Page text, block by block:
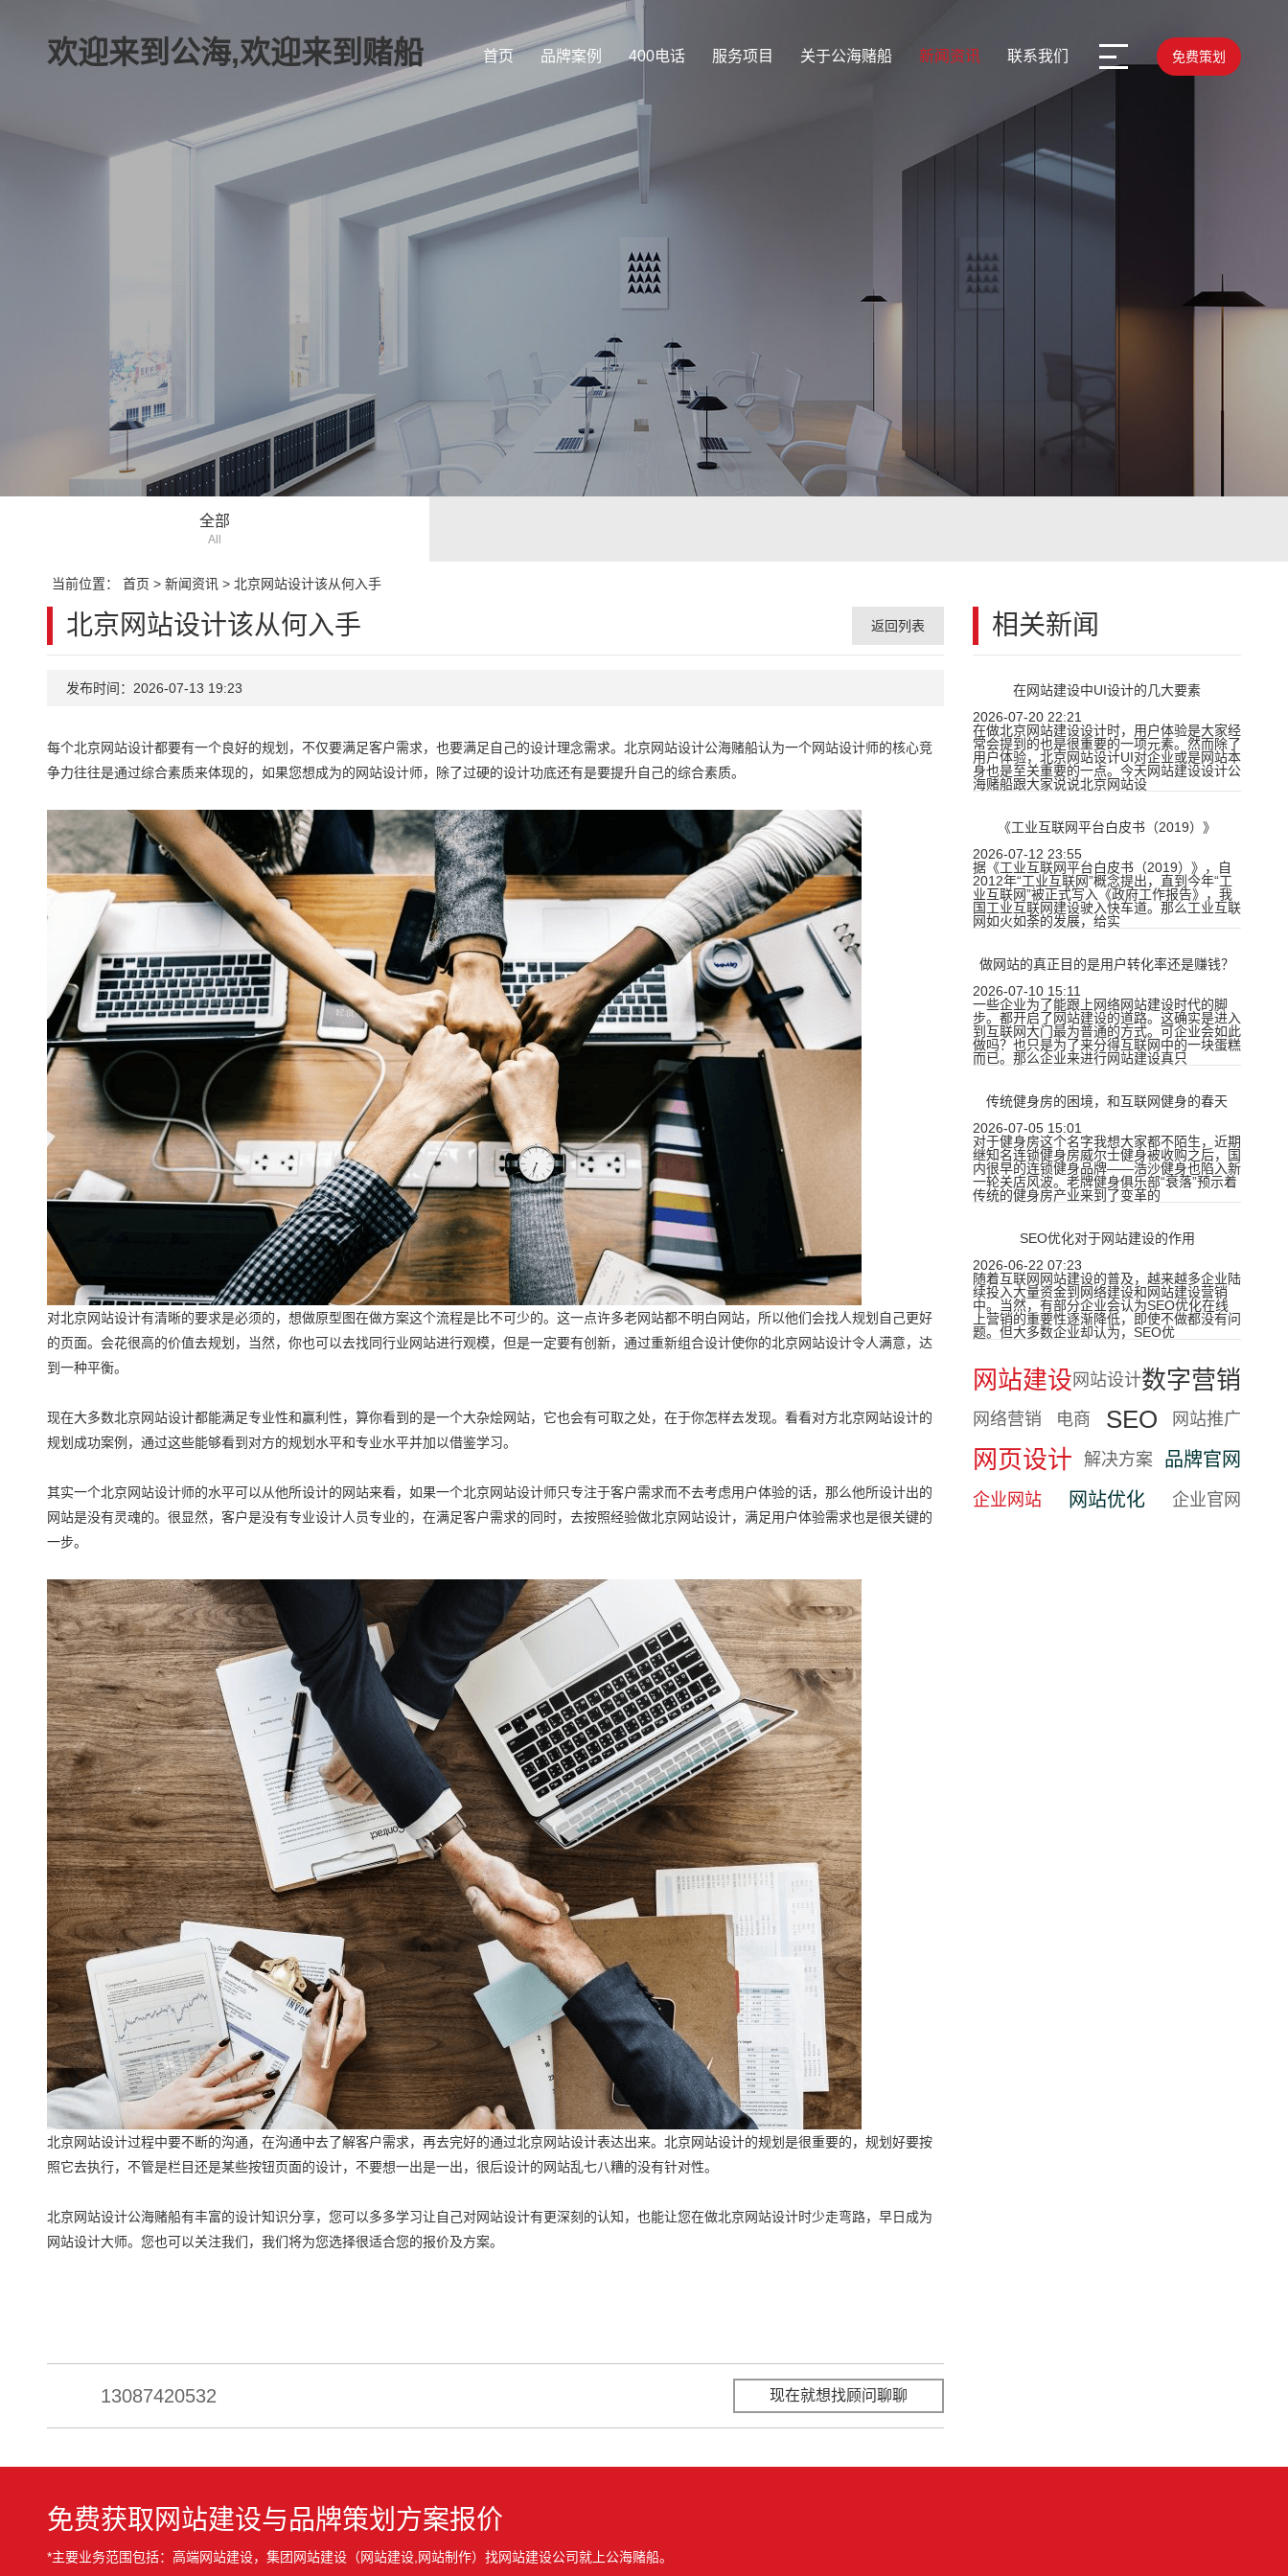
欢迎来到公海,欢迎来到赌船 首页 品牌案例 400电话 服务项目 关于公海赌船 新闻资讯 联系我们 免费策划
全部
All
当前位置： 首页 > 新闻资讯> 北京网站设计该从何入手
相关新闻
在网站建设中UI设计的几大要素
2026-07-20 22:21
在做北京网站建设设计时，用户体验是大家经
常会提到的也是很重要的一项元素。然而除了
用户体验，北京网站设计UI对企业或是网站本
身也是至关重要的一点。今天网站建设设计公
海赌船跟大家说说北京网站设
《工业互联网平台白皮书（2019）》
2026-07-12 23:55
据《工业互联网平台白皮书（2019）》，自
2012年“工业互联网”概念提出，直到今年“工
业互联网”被正式写入《政府工作报告》，我
国工业互联网建设驶入快车道。那么工业互联
网如火如荼的发展，给实
做网站的真正目的是用户转化率还是赚钱？
2026-07-10 15:11
一些企业为了能跟上网络网站建设时代的脚
步。都开启了网站建设的道路。这确实是进入
到互联网大门最为普通的方式。可企业会如此
做吗？也只是为了来分得互联网中的一块蛋糕
而已。那么企业来进行网站建设真只
传统健身房的困境，和互联网健身的春天
2026-07-05 15:01
对于健身房这个名字我想大家都不陌生，近期
继知名连锁健身房威尔士健身被收购之后，国
内很早的连锁健身品牌——浩沙健身也陷入新
一轮关店风波。老牌健身俱乐部“衰落”预示着
传统的健身房产业来到了变革的
SEO优化对于网站建设的作用
2026-06-22 07:23
随着互联网网站建设的普及，越来越多企业陆
续投入大量资金到网络建设和网站建设营销
中。当然，有部分企业会认为SEO优化在线
上营销的重要性逐渐降低，即使不做都没有问
题。但大多数企业却认为，SEO优
网站建设 网站设计数字营销
网络营销 电商 SEO 网站推广
网页设计 解决方案 品牌官网
企业网站 网站优化 企业官网
北京网站设计该从何入手 返回列表
发布时间：2026-07-13 19:23
每个北京网站设计都要有一个良好的规划，不仅要满足客户需求，也要满足自己的设计理念需求。北京网站设计公海赌船认为一个网站设计师的核心竞
争力往往是通过综合素质来体现的，如果您想成为的网站设计师，除了过硬的设计功底还有是要提升自己的综合素质。
对北京网站设计有清晰的要求是必须的，想做原型图在做方案这个流程是比不可少的。这一点许多老网站都不明白网站，所以他们会找人规划自己更好
的页面。会花很高的价值去规划，当然，你也可以去找同行业网站进行观模，但是一定要有创新，通过重新组合设计使你的北京网站设计令人满意，达
到一种平衡。
现在大多数北京网站设计都能满足专业性和赢利性，算你看到的是一个大杂烩网站，它也会有可取之处，在于你怎样去发现。看看对方北京网站设计的
规划成功案例，通过这些能够看到对方的规划水平和专业水平并加以借鉴学习。
其实一个北京网站设计师的水平可以从他所设计的网站来看，如果一个北京网站设计师只专注于客户需求而不去考虑用户体验的话，那么他所设计出的
网站是没有灵魂的。很显然，客户是没有专业设计人员专业的，在满足客户需求的同时，去按照经验做北京网站设计，满足用户体验需求也是很关键的
一步。
北京网站设计过程中要不断的沟通，在沟通中去了解客户需求，再去完好的通过北京网站设计表达出来。北京网站设计的规划是很重要的，规划好要按
照它去执行，不管是栏目还是某些按钮页面的设计，不要想一出是一出，很后设计的网站乱七八糟的没有针对性。
北京网站设计公海赌船有丰富的设计知识分享，您可以多多学习让自己对网站设计有更深刻的认知，也能让您在做北京网站设计时少走弯路，早日成为
网站设计大师。您也可以关注我们，我们将为您选择很适合您的报价及方案。
13087420532 现在就想找顾问聊聊
免费获取网站建设与品牌策划方案报价
*主要业务范围包括：高端网站建设，集团网站建设（网站建设,网站制作）找网站建设公司就上公海赌船。